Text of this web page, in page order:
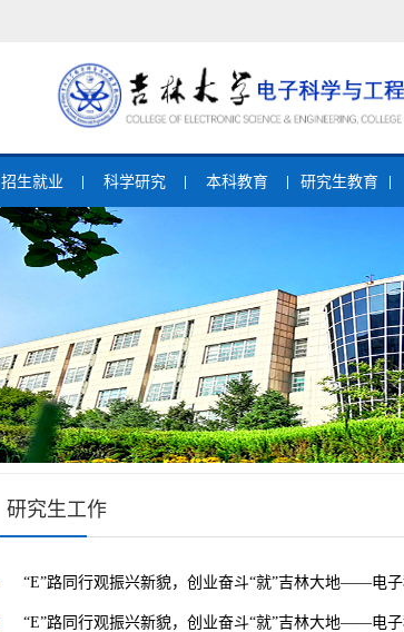
招生就业 科学研究 本科教育 研究生教育
研究生工作
“E”路同行观振兴新貌，创业奋斗“就”吉林大地——电
“E”路同行观振兴新貌，创业奋斗“就”吉林大地——电